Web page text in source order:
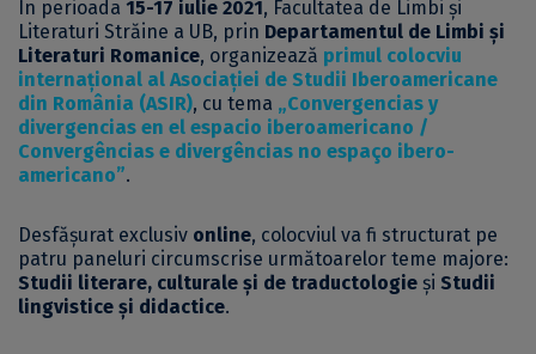
În perioada 15-17 iulie 2021, Facultatea de Limbi și
Literaturi Străine a UB, prin Departamentul de Limbi și
Literaturi Romanice, organizează primul colocviu
internațional al Asociației de Studii Iberoamericane
din România (ASIR), cu tema „Convergencias y
divergencias en el espacio iberoamericano /
Convergências e divergências no espaço ibero-
americano”.
Desfășurat exclusiv online, colocviul va fi structurat pe
patru paneluri circumscrise următoarelor teme majore:
Studii literare, culturale și de traductologie și Studii
lingvistice și didactice.